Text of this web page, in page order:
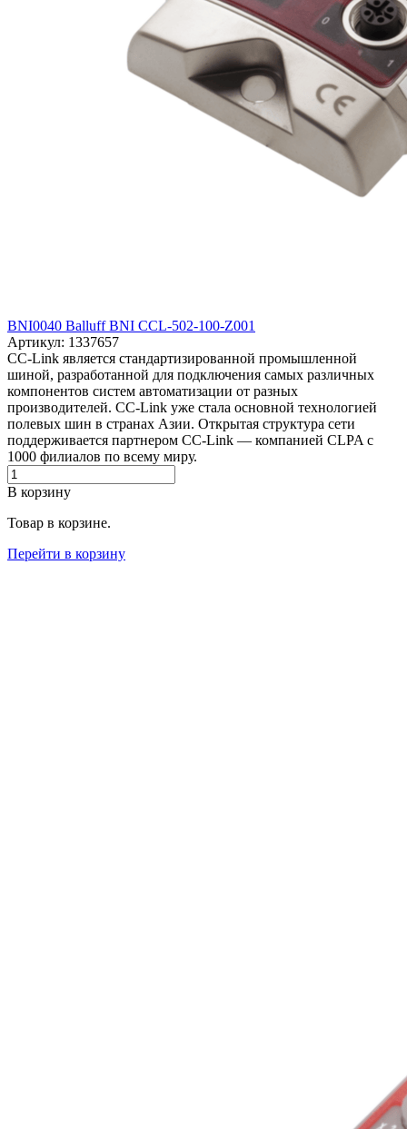
BNI0040 Balluff BNI CCL-502-100-Z001
Артикул: 1337657
CC-Link является стандартизированной промышленной
шиной, разработанной для подключения самых различных
компонентов систем автоматизации от разных
производителей. CC-Link уже стала основной технологией
полевых шин в странах Азии. Открытая структура сети
поддерживается партнером CC-Link — компанией CLPA с
1000 филиалов по всему миру.
В корзину
Товар в корзине.
Перейти в корзину